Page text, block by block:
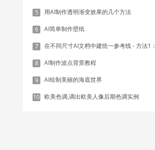
5 用AI制作透明渐变效果的几个方法
6 AI简单制作壁纸
7 在不同尺寸AI文档中建统一参考线 - 方法1：对齐和分布
8 AI制作波点背景教程
9 AI绘制美丽的海底世界
10 欧美色调,调出欧美人像后期色调实例